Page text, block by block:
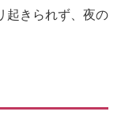
起きられず、夜の